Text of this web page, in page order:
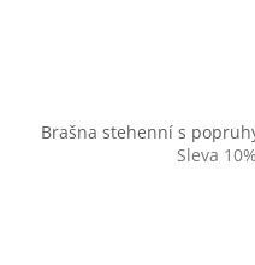
Brašna stehenní s
Sleva